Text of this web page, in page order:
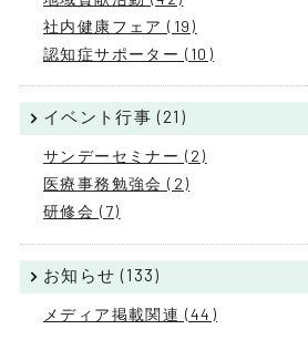
社内健康フェア (19)
認知症サポーター (10)
イベント行事 (21)
サンデーセミナー (2)
医療事務勉強会 (2)
研修会 (7)
お知らせ (133)
メディア掲載関連 (44)